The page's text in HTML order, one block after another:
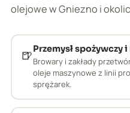
olejowe w Gniezno i
🍺Przemysł spożywczy
Browary i zakłady
oleje maszynowe z linii
sprężarek.